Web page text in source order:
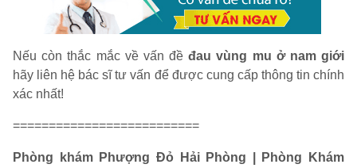
Nếu còn thắc mắc về vấn đềđau vùng mu ở nam giới
hãy liên hệ bác sĩ tư vấn để được cung cấp thông tin chính
xác nhất!
==========================
Phòng khám Phượng Đỏ Hải Phòng | Phòng Khám